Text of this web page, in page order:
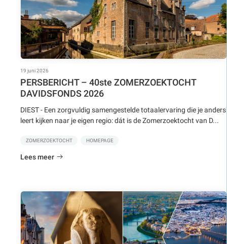
19 juni 2026
PERSBERICHT – 40ste ZOMERZOEKTOCHT
DAVIDSFONDS 2026
DIEST - Een zorgvuldig samengestelde totaalervaring die je anders
leert kijken naar je eigen regio: dát is de Zomerzoektocht van D...
ZOMERZOEKTOCHT HOMEPAGE
Lees meer